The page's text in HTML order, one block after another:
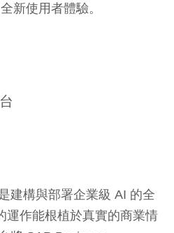
新使用者體驗。
構與部署企業級 AI 的全
運作能根植於真實的商業情